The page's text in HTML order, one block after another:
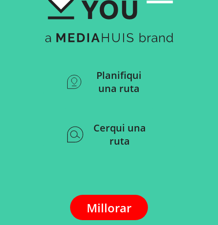
Planifiqui
una ruta
Cerqui una
ruta
Millorar